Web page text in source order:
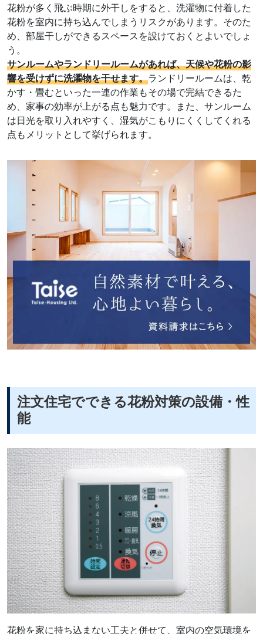
花粉が多く飛ぶ時期に外干しをすると、洗濯物に付着した
花粉を室内に持ち込んでしまうリスクがあります。そのた
め、部屋干しができるスペースを設けておくとよいでしょ
う。
サンルームやランドリールームがあれば、天候や花粉の影
響を受けずに洗濯物を干せます。ランドリールームは、乾
かす・畳むといった一連の作業もその場で完結できるた
め、家事の効率が上がる点も魅力です。また、サンルーム
は日光を取り入れやすく、湿気がこもりにくくしてくれる
点もメリットとして挙げられます。
注文住宅でできる花粉対策の設備・性
能
花粉を家に持ち込まない工夫と併せて、室内の空気環境を